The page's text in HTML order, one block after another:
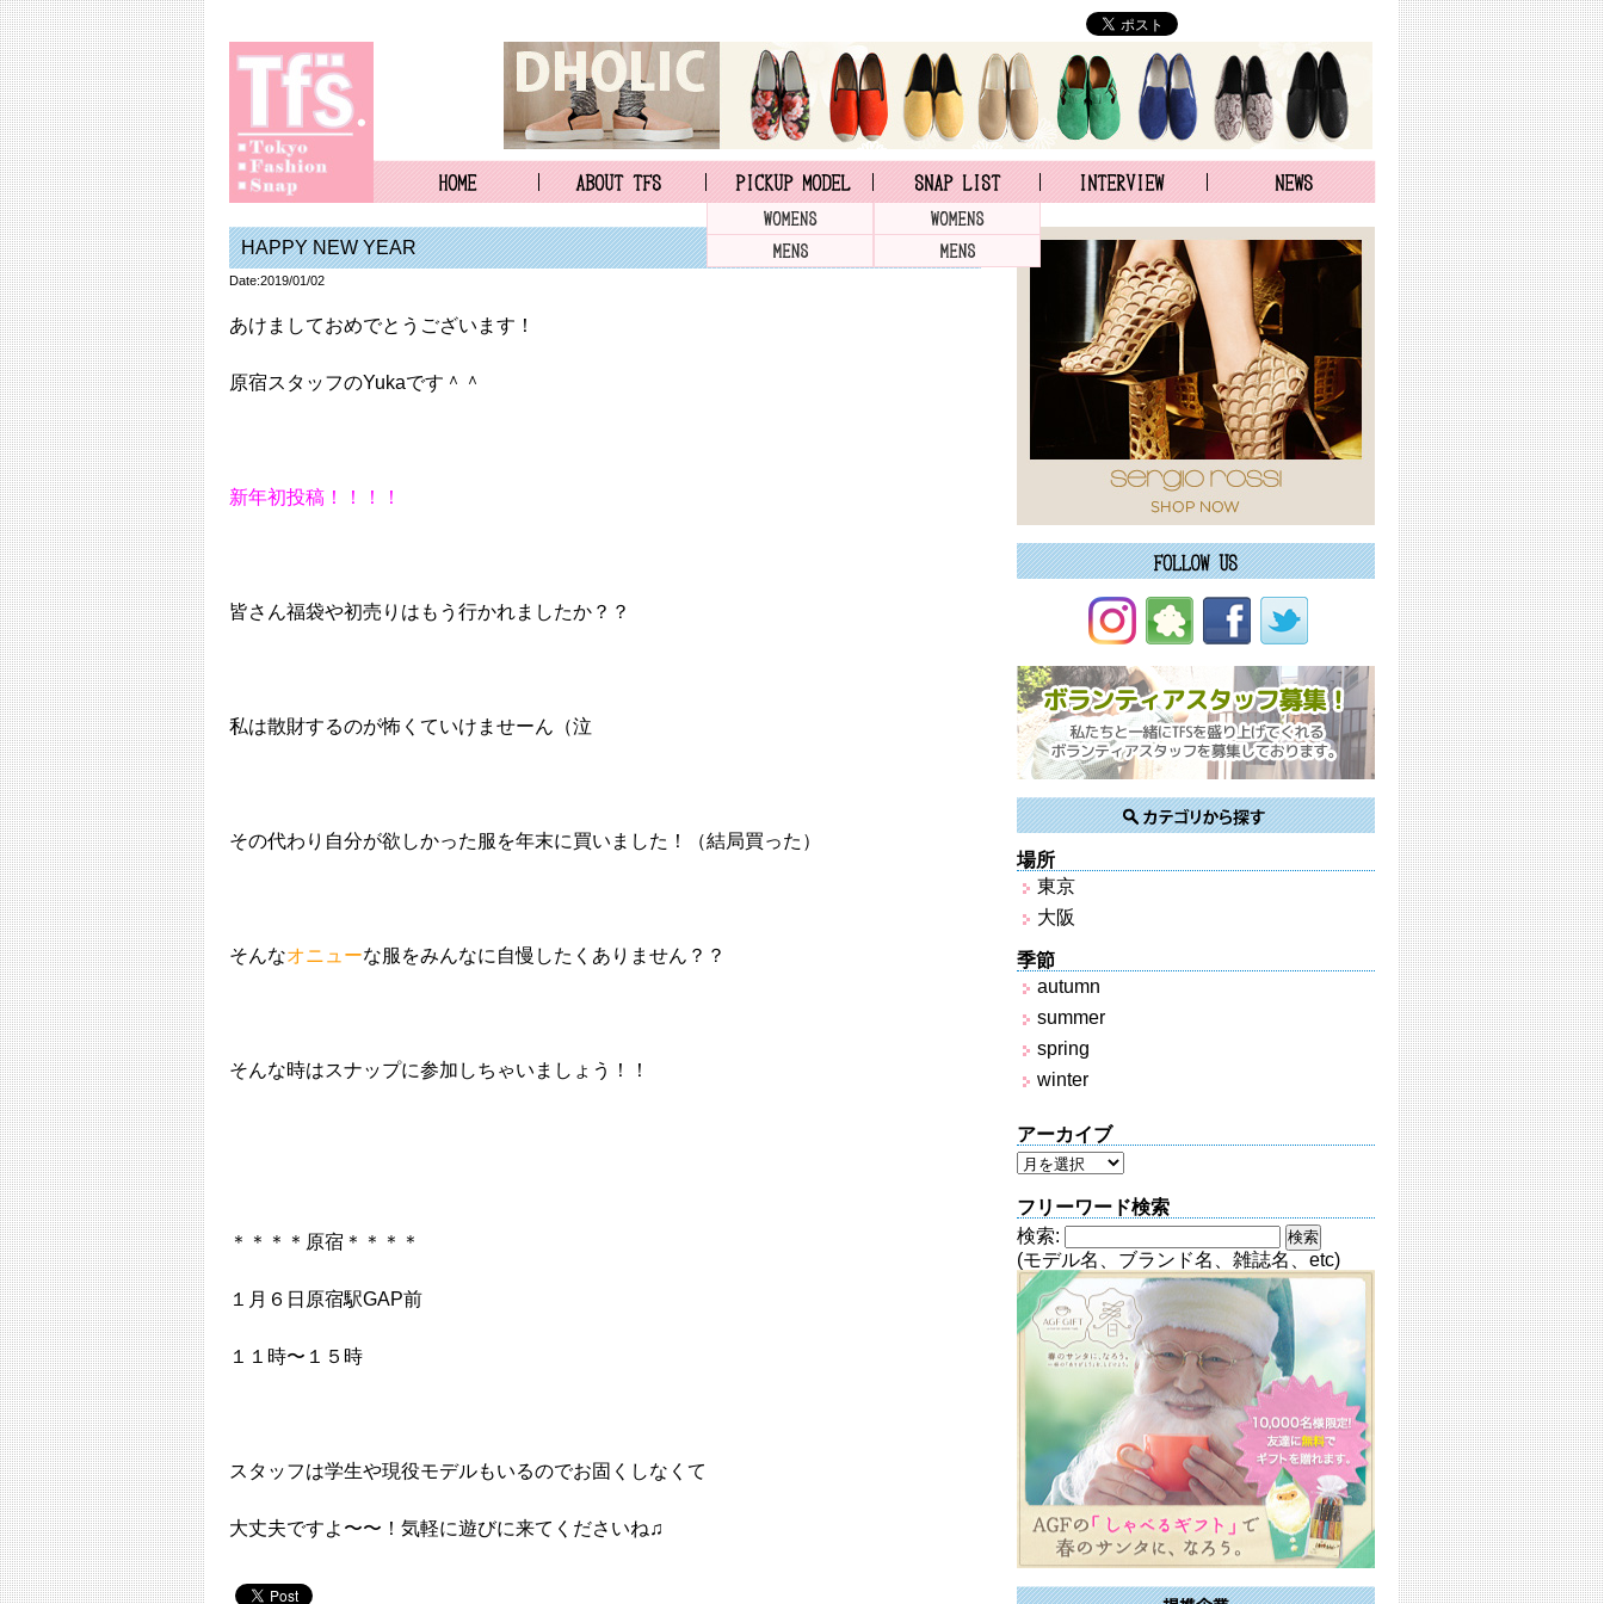
HAPPY NEW YEAR
Date:2019/01/02
あけましておめでとうございます！
原宿スタッフのYukaです＾＾
新年初投稿！！！！
皆さん福袋や初売りはもう行かれましたか？？
私は散財するのが怖くていけませーん（泣
その代わり自分が欲しかった服を年末に買いました！（結局買った）
そんなオニューな服をみんなに自慢したくありません？？
そんな時はスナップに参加しちゃいましょう！！
＊＊＊＊原宿＊＊＊＊
１月６日原宿駅GAP前
１１時〜１５時
スタッフは学生や現役モデルもいるのでお固くしなくて
大丈夫ですよ〜〜！気軽に遊びに来てくださいね♫
場所
東京
大阪
季節
autumn
summer
spring
winter
アーカイブ
フリーワード検索
検索:
(モデル名、ブランド名、雑誌名、etc)